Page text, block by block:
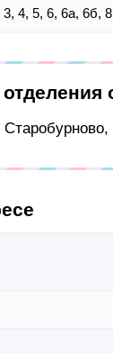
3, 4, 5, 6, 6а, 6б,